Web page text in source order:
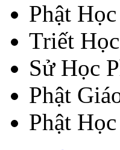
Phật Học
Triết
Sử Học
Phật
Phật